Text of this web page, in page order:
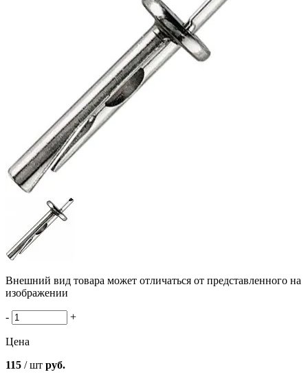
Внешний вид товара может отличаться от представленного на
изображении
- +
Цена
115 / шт руб.